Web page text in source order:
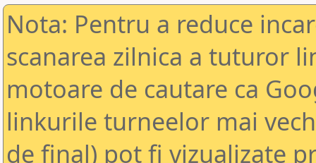
Nota: Pentru a reduce
scanarea zilnica a tuturor
motoare de cautare ca
linkurile turneelor mai
de final) pot fi vizualizate